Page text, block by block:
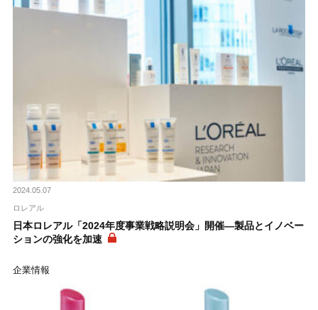
2024.05.07
ロレアル
日本ロレアル「2024年度事業戦略説明会」開催―製品とイノベー
ションの強化を加速
企業情報